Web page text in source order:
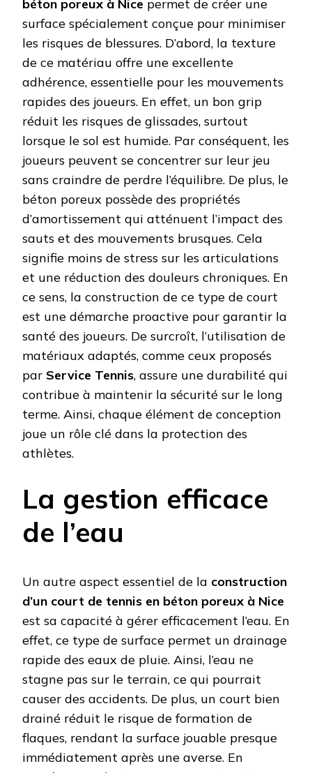
béton poreux à Nice permet de créer une
surface spécialement conçue pour minimiser
les risques de blessures. D’abord, la texture
de ce matériau offre une excellente
adhérence, essentielle pour les mouvements
rapides des joueurs. En effet, un bon grip
réduit les risques de glissades, surtout
lorsque le sol est humide. Par conséquent, les
joueurs peuvent se concentrer sur leur jeu
sans craindre de perdre l’équilibre. De plus, le
béton poreux possède des propriétés
d’amortissement qui atténuent l’impact des
sauts et des mouvements brusques. Cela
signifie moins de stress sur les articulations
et une réduction des douleurs chroniques. En
ce sens, la construction de ce type de court
est une démarche proactive pour garantir la
santé des joueurs. De surcroît, l’utilisation de
matériaux adaptés, comme ceux proposés
par Service Tennis, assure une durabilité qui
contribue à maintenir la sécurité sur le long
terme. Ainsi, chaque élément de conception
joue un rôle clé dans la protection des
athlètes.
La gestion efficace
de l’eau
Un autre aspect essentiel de la construction
d’un court de tennis en béton poreux à Nice
est sa capacité à gérer efficacement l’eau. En
effet, ce type de surface permet un drainage
rapide des eaux de pluie. Ainsi, l’eau ne
stagne pas sur le terrain, ce qui pourrait
causer des accidents. De plus, un court bien
drainé réduit le risque de formation de
flaques, rendant la surface jouable presque
immédiatement après une averse. En